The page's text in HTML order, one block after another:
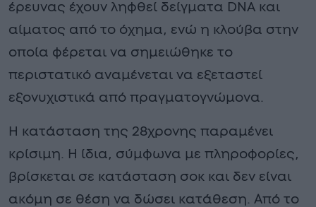
έρευνας έχουν ληφθεί δείγματα DNA και
αίματος από το όχημα, ενώ η κλούβα στην
οποία φέρεται να σημειώθηκε το
περιστατικό αναμένεται να εξεταστεί
εξονυχιστικά από πραγματογνώμονα.
Η κατάσταση της 28χρονης παραμένει
κρίσιμη. Η ίδια, σύμφωνα με πληροφορίες,
βρίσκεται σε κατάσταση σοκ και δεν είναι
ακόμη σε θέση να δώσει κατάθεση. Από το